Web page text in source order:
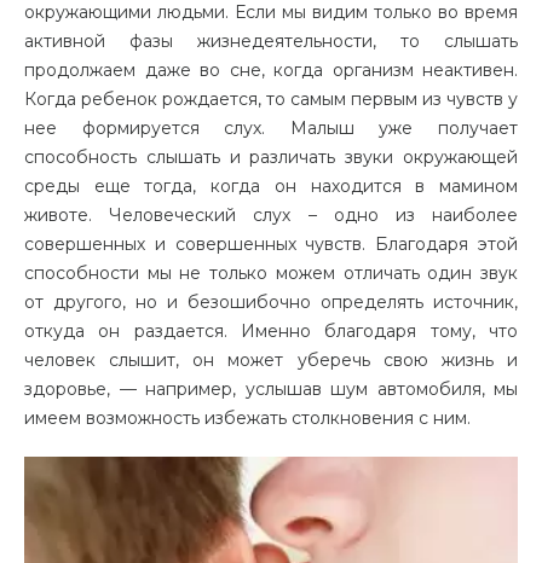
окружающими людьми. Если мы видим только во время
активной фазы жизнедеятельности, то слышать
продолжаем даже во сне, когда организм неактивен.
Когда ребенок рождается, то самым первым из чувств у
нее формируется слух. Малыш уже получает
способность слышать и различать звуки окружающей
среды еще тогда, когда он находится в мамином
животе. Человеческий слух – одно из наиболее
совершенных и совершенных чувств. Благодаря этой
способности мы не только можем отличать один звук
от другого, но и безошибочно определять источник,
откуда он раздается. Именно благодаря тому, что
человек слышит, он может уберечь свою жизнь и
здоровье, — например, услышав шум автомобиля, мы
имеем возможность избежать столкновения с ним.